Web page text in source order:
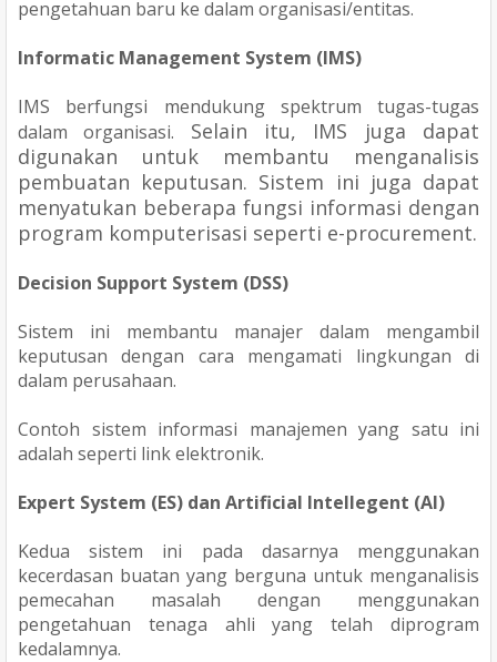
pengetahuan baru ke dalam organisasi/entitas.
Informatic Management System (IMS)
IMS berfungsi mendukung spektrum tugas-tugas
dalam organisasi. Selain itu, IMS juga dapat
digunakan untuk membantu menganalisis
pembuatan keputusan. Sistem ini juga dapat
menyatukan beberapa fungsi informasi dengan
program komputerisasi seperti e-procurement.
Decision Support System (DSS)
Sistem ini membantu manajer dalam mengambil
keputusan dengan cara mengamati lingkungan di
dalam perusahaan.
Contoh sistem informasi manajemen yang satu ini
adalah seperti link elektronik.
Expert System (ES) dan Artificial Intellegent (AI)
Kedua sistem ini pada dasarnya menggunakan
kecerdasan buatan yang berguna untuk menganalisis
pemecahan masalah dengan menggunakan
pengetahuan tenaga ahli yang telah diprogram
kedalamnya.